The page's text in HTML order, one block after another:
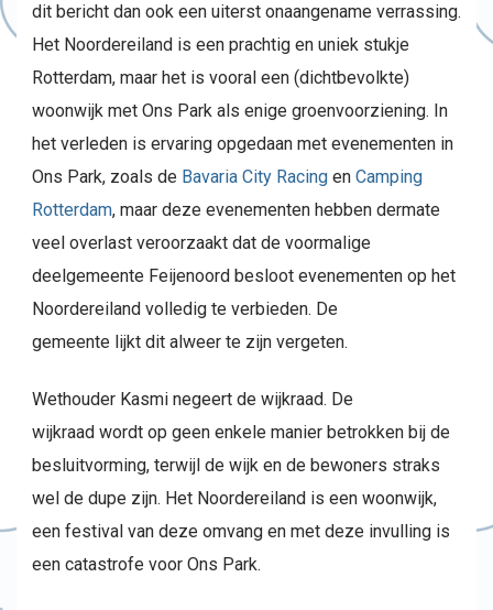
dit bericht dan ook een uiterst onaangename verrassing.
Het Noordereiland is een prachtig en uniek stukje
Rotterdam, maar het is vooral een (dichtbevolkte)
woonwijk met Ons Park als enige groenvoorziening. In
het verleden is ervaring opgedaan met evenementen in
Ons Park, zoals de Bavaria City Racing en Camping
Rotterdam, maar deze evenementen hebben dermate
veel overlast veroorzaakt dat de voormalige
deelgemeente Feijenoord besloot evenementen op het
Noordereiland volledig te verbieden. De
gemeente lijkt dit alweer te zijn vergeten.
Wethouder Kasmi negeert de wijkraad. De
wijkraad wordt op geen enkele manier betrokken bij de
besluitvorming, terwijl de wijk en de bewoners straks
wel de dupe zijn. Het Noordereiland is een woonwijk,
een festival van deze omvang en met deze invulling is
een catastrofe voor Ons Park.